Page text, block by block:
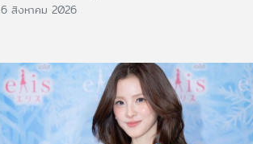
6 สิงหาคม 2026